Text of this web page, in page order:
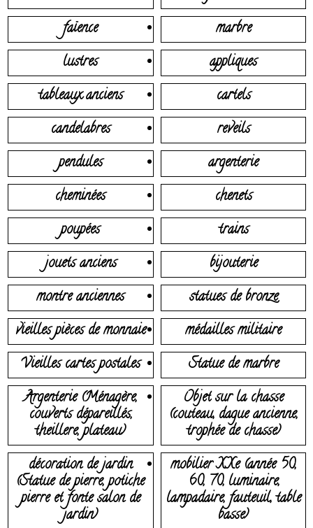
faïence
marbre
lustres
appliques
tableaux anciens
cartels
candelabres
reveils
pendules
argenterie
cheminées
chenets
poupées
trains
jouets anciens
bijouterie
montre anciennes
statues de bronze
vieilles pièces de monnaie
médailles militaire
Vieilles cartes postales
Statue de marbre
Argenterie (Ménagère,
couverts dépareillés,
theillere, plateau)
Objet sur la chasse
(couteau, dague ancienne,
trophée de chasse)
décoration de jardin
(Statue de pierre, potiche
pierre et fonte salon de
jardin)
mobilier XXe (année 50,
60, 70, luminaire,
lampadaire, fauteuil, table
basse)